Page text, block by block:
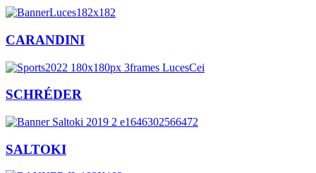
CARANDINI
SCHRÉDER
SALTOKI